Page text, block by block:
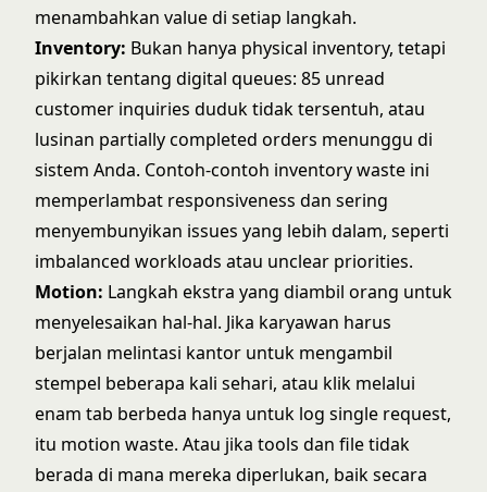
menambahkan value di setiap langkah.
Inventory: Bukan hanya physical inventory, tetapi
pikirkan tentang digital queues: 85 unread
customer inquiries duduk tidak tersentuh, atau
lusinan partially completed orders menunggu di
sistem Anda. Contoh-contoh inventory waste ini
memperlambat responsiveness dan sering
menyembunyikan issues yang lebih dalam, seperti
imbalanced workloads atau unclear priorities.
Motion: Langkah ekstra yang diambil orang untuk
menyelesaikan hal-hal. Jika karyawan harus
berjalan melintasi kantor untuk mengambil
stempel beberapa kali sehari, atau klik melalui
enam tab berbeda hanya untuk log single request,
itu motion waste. Atau jika tools dan file tidak
berada di mana mereka diperlukan, baik secara